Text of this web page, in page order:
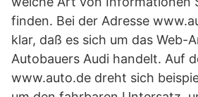
finden. Bei der Adresse
klar, daß es sich um das Web-
Autobauers Audi handelt. Auf
www.auto.de dreht sich